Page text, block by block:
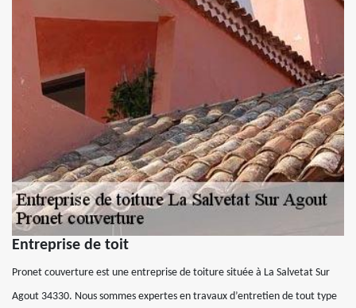
Entreprise de toit
Pronet couverture est une entreprise de toiture située à La Salvetat Sur
Agout 34330. Nous sommes expertes en travaux d’entretien de tout type